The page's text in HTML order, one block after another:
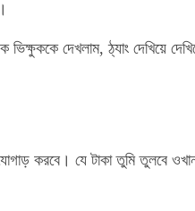
দেখলাম, ঠ্যাং দেখিয়ে
করবে। যে টাকা তুমি তুলবে